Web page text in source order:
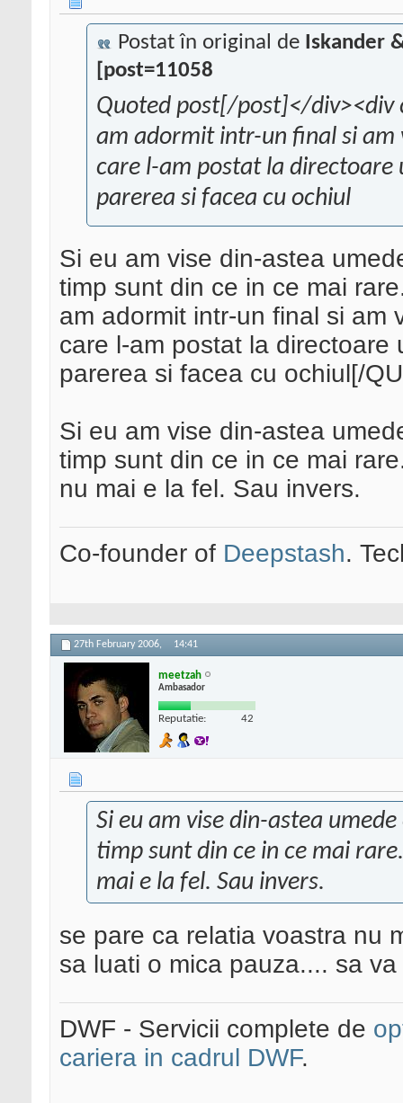
Postat în original de Iskander
[post=11058
Quoted post[/post]</div><div
am adormit intr-un final si am
care l-am postat la directoare
parerea si facea cu ochiul
Si eu am vise din-astea
timp sunt din ce in ce mai
am adormit intr-un final si am
care l-am postat la
parerea si facea cu ochiul[/
Si eu am vise din-astea
timp sunt din ce in ce mai
nu mai e la fel. Sau invers.
Co-founder of Deepstash.
27th February 2006, 14:41
meetzah
Ambasador
Reputatie: 42
Si eu am vise din-astea
timp sunt din ce in ce mai
mai e la fel. Sau invers.
se pare ca relatia voastra nu
sa luati o mica pauza.... sa
DWF - Servicii complete de
cariera in cadrul DWF.